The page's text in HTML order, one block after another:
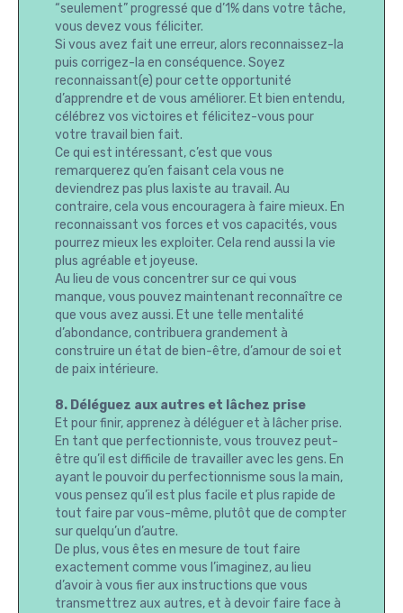
“seulement” progressé que d’1% dans votre tâche,
vous devez vous féliciter.
Si vous avez fait une erreur, alors reconnaissez-la
puis corrigez-la en conséquence. Soyez
reconnaissant(e) pour cette opportunité
d’apprendre et de vous améliorer. Et bien entendu,
célébrez vos victoires et félicitez-vous pour
votre travail bien fait.
Ce qui est intéressant, c’est que vous
remarquerez qu’en faisant cela vous ne
deviendrez pas plus laxiste au travail. Au
contraire, cela vous encouragera à faire mieux. En
reconnaissant vos forces et vos capacités, vous
pourrez mieux les exploiter. Cela rend aussi la vie
plus agréable et joyeuse.
Au lieu de vous concentrer sur ce qui vous
manque, vous pouvez maintenant reconnaître ce
que vous avez aussi. Et une telle mentalité
d’abondance, contribuera grandement à
construire un état de bien-être, d’amour de soi et
de paix intérieure.
8. Déléguez aux autres et lâchez prise
Et pour finir, apprenez à déléguer et à lâcher prise.
En tant que perfectionniste, vous trouvez peut-
être qu’il est difficile de travailler avec les gens. En
ayant le pouvoir du perfectionnisme sous la main,
vous pensez qu’il est plus facile et plus rapide de
tout faire par vous-même, plutôt que de compter
sur quelqu’un d’autre.
De plus, vous êtes en mesure de tout faire
exactement comme vous l’imaginez, au lieu
d’avoir à vous fier aux instructions que vous
transmettrez aux autres, et à devoir faire face à